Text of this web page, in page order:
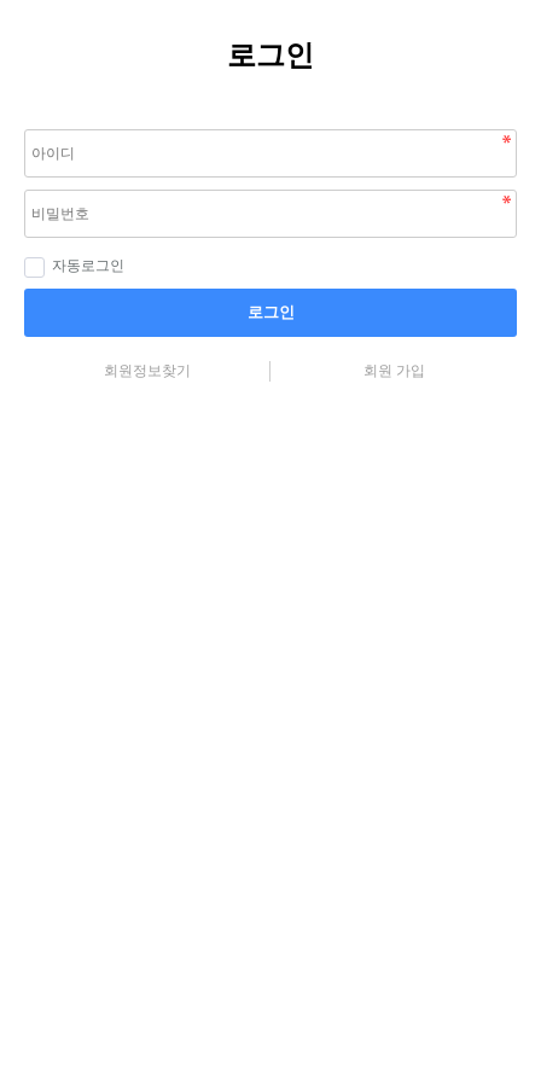
로그인
자동로그인
로그인
회원정보찾기 회원 가입